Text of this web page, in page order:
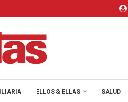
ELLOS & ELLAS SALUD